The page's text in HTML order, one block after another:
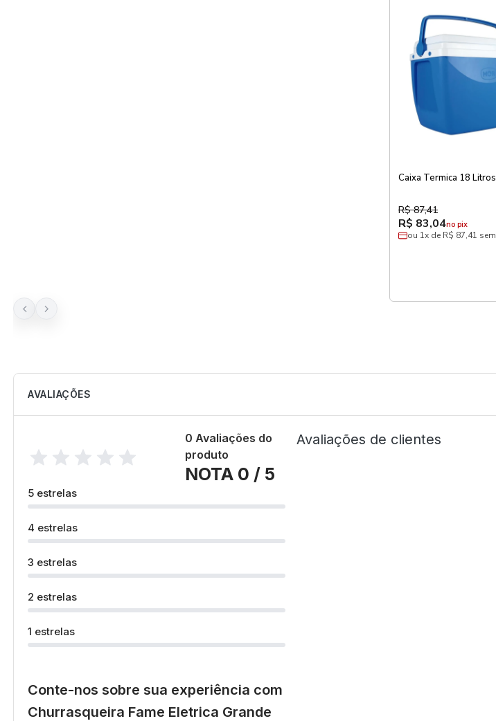
Caixa Termica 18
R$ 87,41
R$ 83,04no pix
ou 1x de R$ 87,41
AVALIAÇÕES
0 Avaliações do
produto
NOTA 0 / 5
5 estrelas
4 estrelas
3 estrelas
2 estrelas
1 estrelas
Conte-nos sobre sua experiência com
Churrasqueira Fame Eletrica Grande
Avaliações de clientes